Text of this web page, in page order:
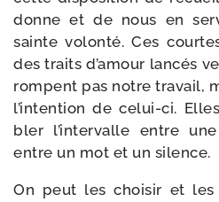
donne et de nous en
sainte volon­té. Ces
des traits d’amour lan­cés
rompent pas notre tra­vail,
l’in­ten­tion de celui-​ci.
bler l’in­ter­valle entre
entre un mot et un silence.
On peut les choi­sir et les